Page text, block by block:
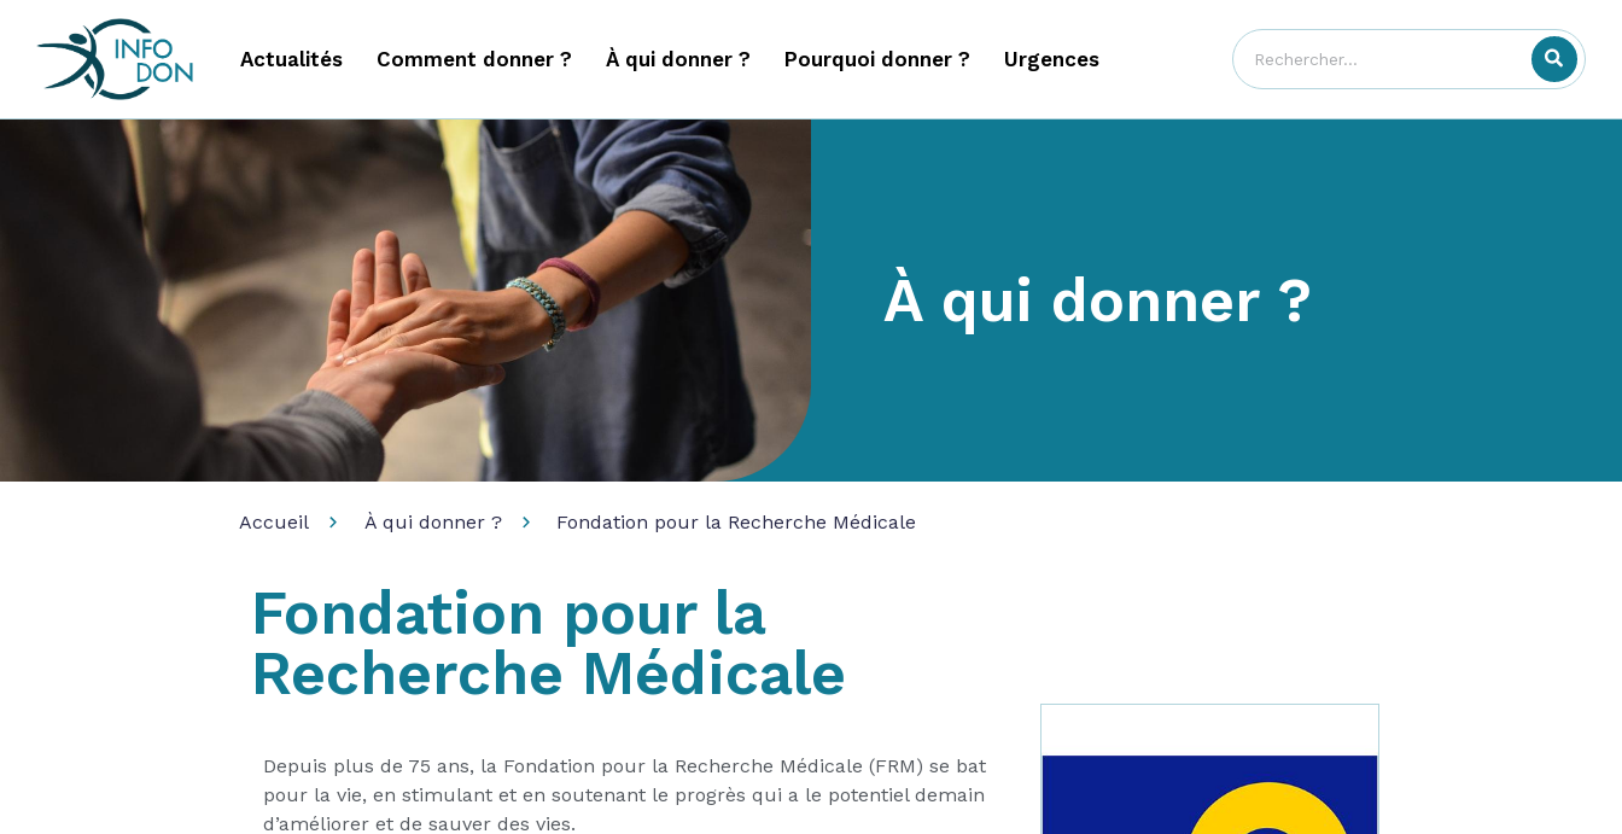
Actualités Comment donner ? À qui donner ? Pourquoi donner ? Urgences
À qui donner ?
Accueil À qui donner ? Fondation pour la Recherche Médicale
Fondation pour la
Recherche Médicale
Depuis plus de 75 ans, la Fondation pour la Recherche Médicale (FRM) se bat
pour la vie, en stimulant et en soutenant le progrès qui a le potentiel demain
d’améliorer et de sauver des vies.